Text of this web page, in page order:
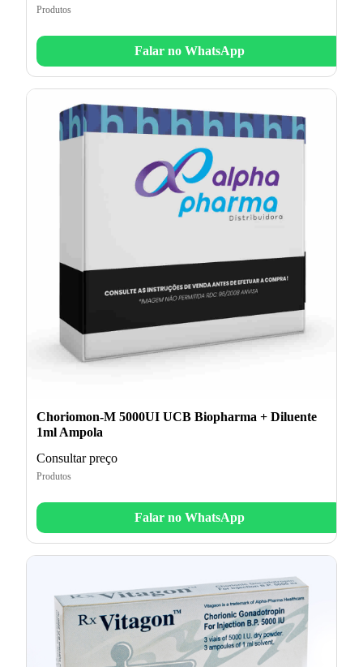
Produtos
Falar no WhatsApp
Choriomon-M 5000UI UCB Biopharma + Diluente
1ml Ampola
Consultar preço
Produtos
Falar no WhatsApp